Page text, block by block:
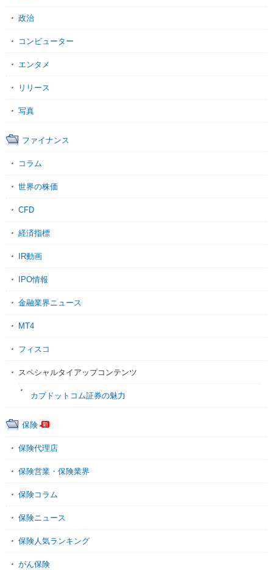
政治
コンピューター
エンタメ
リリース
写真
ファイナンス
コラム
世界の株価
CFD
経済指標
IR動画
IPO情報
金融業界ニュース
MT4
フィスコ
スペシャルタイアップコンテンツ
カブドットコム証券の魅力
保険
保険代理店
保険営業・保険業界
保険コラム
保険ニュース
保険人気ランキング
がん保険